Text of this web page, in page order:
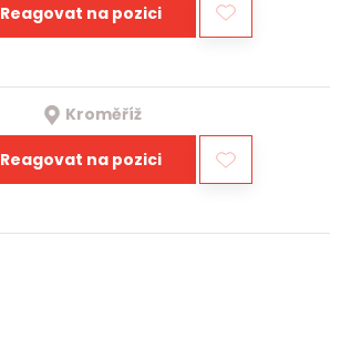
Reagovat na pozici
Kroměříž
Reagovat na pozici